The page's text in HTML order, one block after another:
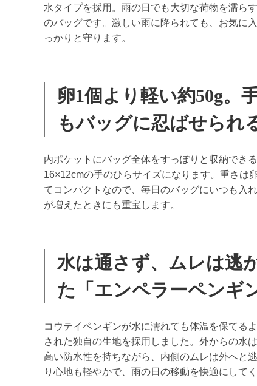
水タイプを採用。雨の日でも大切な荷物を濡ら
のバッグです。激しい雨に降られても、お気に
っかりと守ります。
卵1個より軽い約50g。
もバッグに忍ばせられ
内ポケットにバッグ全体をすっぽりと収納でき
16×12cmの手のひらサイズになります。重さは
てコンパクトなので、毎日のバッグにいつも入
が増えたときにも重宝します。
水は通さず、ムレは逃
た「エンペラーペンギ
コウテイペンギンが水に濡れても体温を保てる
された独自の生地を採用しました。外からの水
高い防水性を持ちながら、内側のムレは外へと
り心地も軽やかで、雨の日の移動を快適にしてく